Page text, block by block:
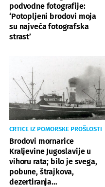
podvodne fotografije:
‘Potopljeni brodovi moja
su najveća fotografska
strast’
CRTICE IZ POMORSKE PROŠLOSTI
Brodovi mornarice
Kraljevine Jugoslavije u
vihoru rata; bilo je svega,
pobune, štrajkova,
dezertiranja…